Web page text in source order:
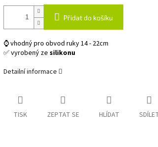
Přidat do košíku
⌚ vhodný pro obvod ruky 14 - 22cm
✅ vyrobený ze silikonu
Detailní informace
TISK ZEPTAT SE HLÍDAT